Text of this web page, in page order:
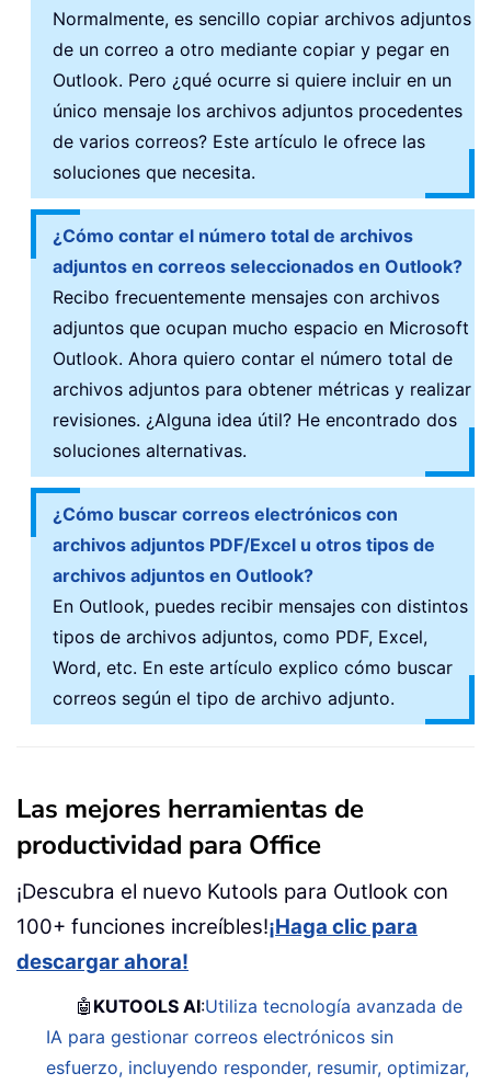
Normalmente, es sencillo copiar archivos adjuntos
de un correo a otro mediante copiar y pegar en
Outlook. Pero ¿qué ocurre si quiere incluir en un
único mensaje los archivos adjuntos procedentes
de varios correos? Este artículo le ofrece las
soluciones que necesita.
¿Cómo contar el número total de archivos
adjuntos en correos seleccionados en Outlook?
Recibo frecuentemente mensajes con archivos
adjuntos que ocupan mucho espacio en Microsoft
Outlook. Ahora quiero contar el número total de
archivos adjuntos para obtener métricas y realizar
revisiones. ¿Alguna idea útil? He encontrado dos
soluciones alternativas.
¿Cómo buscar correos electrónicos con
archivos adjuntos PDF/Excel u otros tipos de
archivos adjuntos en Outlook?
En Outlook, puedes recibir mensajes con distintos
tipos de archivos adjuntos, como PDF, Excel,
Word, etc. En este artículo explico cómo buscar
correos según el tipo de archivo adjunto.
Las mejores herramientas de
productividad para Office
¡Descubra el nuevo Kutools para Outlook con
100+ funciones increíbles!¡Haga clic para
descargar ahora!
🤖 KUTOOLS AI:Utiliza tecnología avanzada de
IA para gestionar correos electrónicos sin
esfuerzo, incluyendo responder, resumir, optimizar,